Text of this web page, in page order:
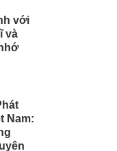
với
và
Nam: